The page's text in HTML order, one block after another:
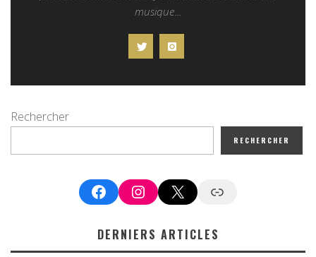
musique...
Rechercher
RECHERCHER
FacebookInstagram
X Google News
DERNIERS ARTICLES